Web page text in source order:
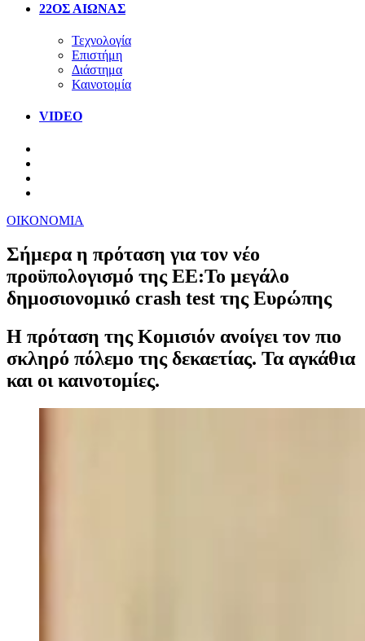
22ΟΣ ΑΙΩΝΑΣ
Τεχνολογία
Επιστήμη
Διάστημα
Καινοτομία
VIDEO
ΟΙΚΟΝΟΜΙΑ
Σήμερα η πρόταση για τον νέο
προϋπολογισμό της ΕΕ:Το μεγάλο
δημοσιονομικό crash test της Ευρώπης
Η πρόταση της Κομισιόν ανοίγει τον πιο
σκληρό πόλεμο της δεκαετίας. Τα αγκάθια
και οι καινοτομίες.